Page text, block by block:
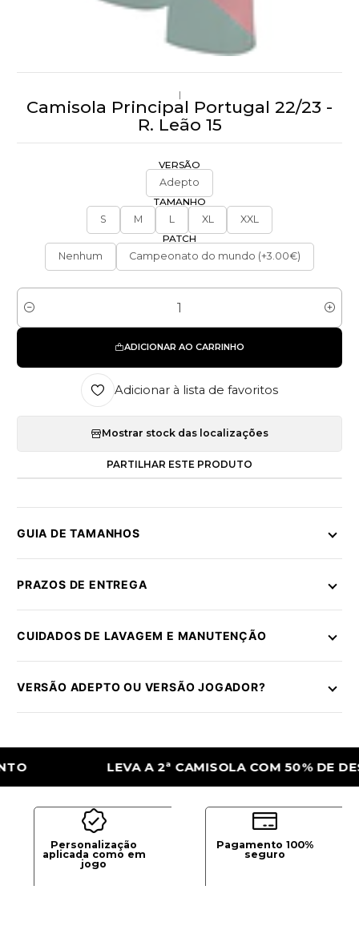
|
Camisola Principal Portugal 22/23 -
R. Leão 15
VERSÃO
Adepto
TAMANHO
S
M L XL
XXL
PATCH
Nenhum
Campeonato do mundo (+3.00€)
Quantidade
ADICIONAR AO CARRINHO
Adicionar à lista de favoritos
Mostrar stock das localizações
PARTILHAR ESTE PRODUTO
GUIA DE TAMANHOS
PRAZOS DE ENTREGA
CUIDADOS DE LAVAGEM E MANUTENÇÃO
VERSÃO ADEPTO OU VERSÃO JOGADOR?
LEVA A 2ª CAMISOLA COM 50% DE
Personalização
aplicada como em
jogo
Pagamento 100%
seguro